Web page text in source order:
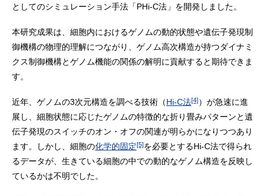
としてのシミュレーション手法「PHi-C法」を開発しました。
本研究成果は、細胞内におけるゲノムの動的状態や遺伝子発現制
御機構の物理的理解につながり、ゲノム高次構造が持つダイナミ
クス制御機構とゲノム機能の関係の解明に貢献すると期待できま
す。
近年、ゲノムの3次元構造を調べる技術（Hi-C法[4]）が急速に進
展し、細胞状態に応じたゲノムの特徴的な折り畳みパターンと遺
伝子発現のスイッチのオン・オフの関連が明らかになりつつあり
ます。しかし、細胞の化学的固定[5]を必要とするHi-C法で得られ
るデータが、生きている細胞の中での動的なゲノム構造を反映し
ているかは不明でした。